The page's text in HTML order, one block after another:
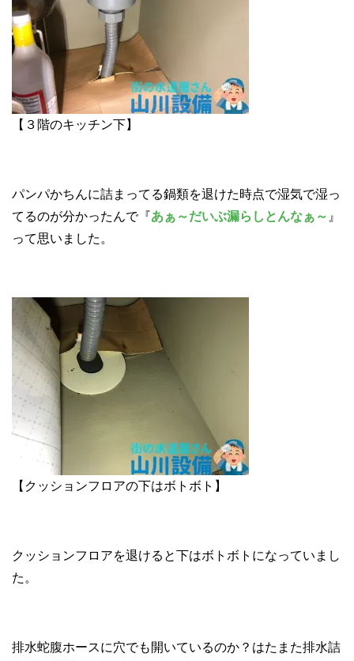
【３階のキッチン下】
パンパかちんに詰まってる鍋類を退けた時点で湿気で湿っ
てるのが分かったんで『あぁ～だいぶ漏らしとんなぁ～ 』
って思いました。
【クッションフロアの下はボトボト】
クッションフロアを退けると下はボトボトになっていまし
た。
排水蛇腹ホースに穴でも開いているのか？はたまた排水詰